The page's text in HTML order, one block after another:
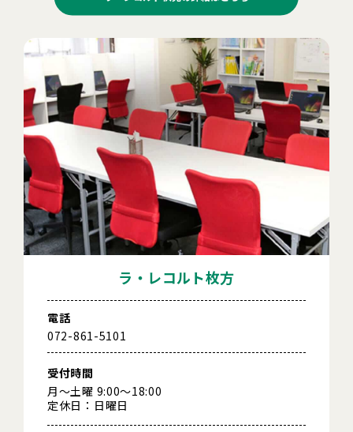
ラ・レコルト枚方
電話
072-861-5101
受付時間
月～土曜 9:00～18:00
定休日：日曜日